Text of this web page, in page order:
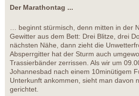
Der Marathontag ...
… beginnt stürmisch, denn mitten in der
Gewitter aus dem Bett: Drei Blitze, drei
nächsten Nähe, dann zieht die
Absperrgitter hat der Sturm auch
Trassierbänder zerrissen. Als wir um
Johannesbad nach einem 10minütigem
Unterkunft ankommen, sieht man davon
gerichtet.